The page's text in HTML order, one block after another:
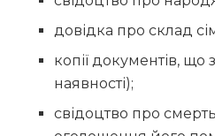
довідка про склад
копії документів,
наявності);
свідоцтво про